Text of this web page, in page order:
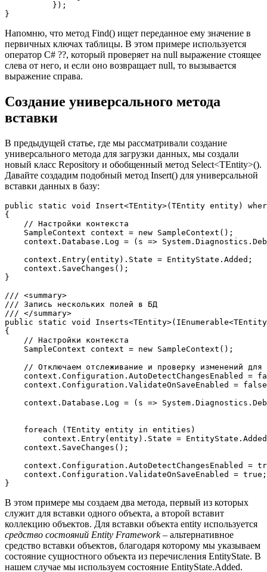
          });
}
Напомню, что метод Find() ищет переданное ему значение в
первичных ключах таблицы. В этом примере используется
оператор C# ??, который проверяет на null выражение стоящее
слева от него, и если оно возвращает null, то вызывается
выражение справа.
Создание универсального метода
вставки
В предыдущей статье, где мы рассматривали создание
универсального метода для загрузки данных, мы создали
новый класс Repository и обобщенный метод Select<TEntity>().
Давайте создадим подобный метод Insert() для универсальной
вставки данных в базу:
public static void Insert<TEntity>(TEntity entity)
{
// Настройки контекста
    SampleContext context =
new SampleContext();
context.Database.Log = (s =>
    context.Entry(entity).State = EntityState.Added;
    context.SaveChanges();
}
/// <summary>
/// Запись нескольких полей в БД
/// </summary>
public
static void
{
// Настройки контекста
    SampleContext context =
new SampleContext();
// Отключаем отслеживание и проверку изменений для
    context.Configuration.AutoDetectChangesEnabled =
    context.Configuration.ValidateOnSaveEnabled =
false
context.Database.Log = (s =>
foreach (TEntity entity in entities)
context.Entry(entity).State =
    context.SaveChanges();
    context.Configuration.AutoDetectChangesEnabled =
    context.Configuration.ValidateOnSaveEnabled =
true ;
}
В этом примере мы создаем два метода, первый из которых
служит для вставки одного объекта, а второй вставит
коллекцию объектов. Для вставки объекта entity используется
средство состояний Entity Framework– альтернативное
средство вставки объектов, благодаря которому мы указываем
состояние сущностного объекта из перечисления EntityState. В
нашем случае мы используем состояние EntityState.Added.